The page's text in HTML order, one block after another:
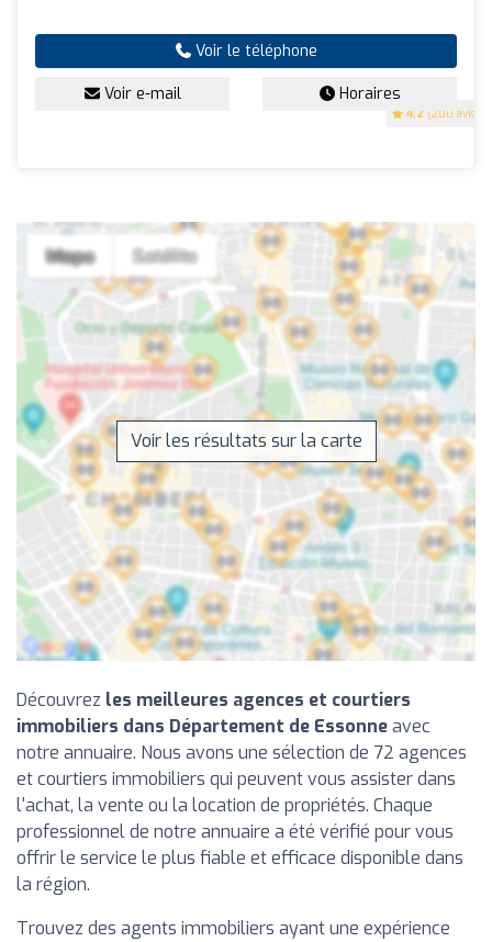
4.2 (200 avis)
Voir le téléphone
Voir e-mail Horaires
Voir les résultats sur la carte
Découvrez les meilleures agences et courtiers
immobiliers dans Département de Essonneavec
notre annuaire. Nous avons une sélection de 72 agences
et courtiers immobiliers qui peuvent vous assister dans
l'achat, la vente ou la location de propriétés. Chaque
professionnel de notre annuaire a été vérifié pour vous
offrir le service le plus fiable et efficace disponible dans
la région.
Trouvez des agents immobiliers ayant une expérience